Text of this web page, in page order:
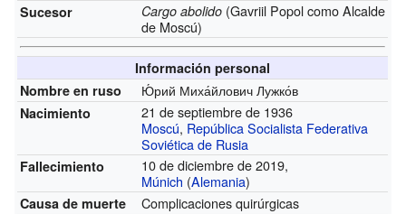
Sucesor Cargo abolido (Gavriil Popol como Alcalde
de Moscú)
Información personal
Nombre en ruso
Ю́рий Миха́йлович Лужко́в
Nacimiento
21 de septiembre de 1936
Moscú, República Socialista Federativa
Soviética de Rusia
Fallecimiento
10 de diciembre de 2019,
Múnich (Alemania)
Causa de muerte Complicaciones quirúrgicas